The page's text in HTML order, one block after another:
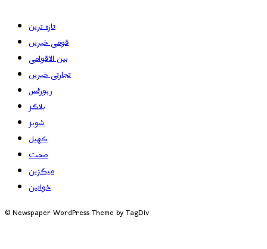
تازہ ترین
قومی خبریں
بین الاقوامی
تجارتی خبریں
رپورٹس
بلاگز
شوبز
کھیل
صحت
میگزین
خواتین
© Newspaper WordPress Theme by TagDiv